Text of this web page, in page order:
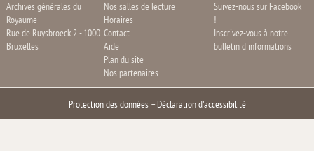
Archives générales du
Royaume
Rue de Ruysbroeck 2 - 1000
Bruxelles
Nos salles de lecture
Horaires
Contact
Aide
Plan du site
Nos partenaires
Suivez-nous sur Facebook
!
Inscrivez-vous à notre
bulletin d'informations
Protection des données– Déclaration d'accessibilité